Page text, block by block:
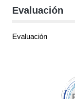
Evaluación
Evaluación